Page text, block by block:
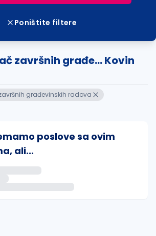
Poništite filtere
završnih građe... Kovin
građevinskih radova
poslove sa ovim
ali...